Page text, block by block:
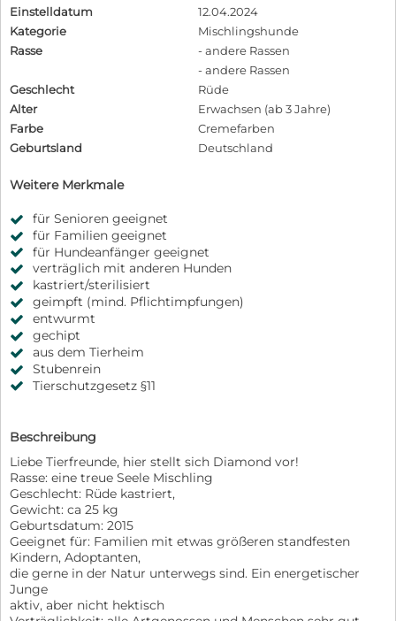
Einstelldatum
12.04.2024
Kategorie
Mischlingshunde
Rasse
- andere Rassen
- andere Rassen
Geschlecht
Rüde
Alter
Erwachsen (ab 3 Jahre)
Farbe
Cremefarben
Geburtsland
Deutschland
Weitere Merkmale
für Senioren geeignet
für Familien geeignet
für Hundeanfänger geeignet
verträglich mit anderen Hunden
kastriert/sterilisiert
geimpft (mind. Pflichtimpfungen)
entwurmt
gechipt
aus dem Tierheim
Stubenrein
Tierschutzgesetz §11
Beschreibung
Liebe Tierfreunde, hier stellt sich Diamond vor!
Rasse: eine treue Seele Mischling
Geschlecht: Rüde kastriert,
Gewicht: ca 25 kg
Geburtsdatum: 2015
Geeignet für: Familien mit etwas größeren standfesten
Kindern, Adoptanten,
die gerne in der Natur unterwegs sind. Ein energetischer
Junge
aktiv, aber nicht hektisch